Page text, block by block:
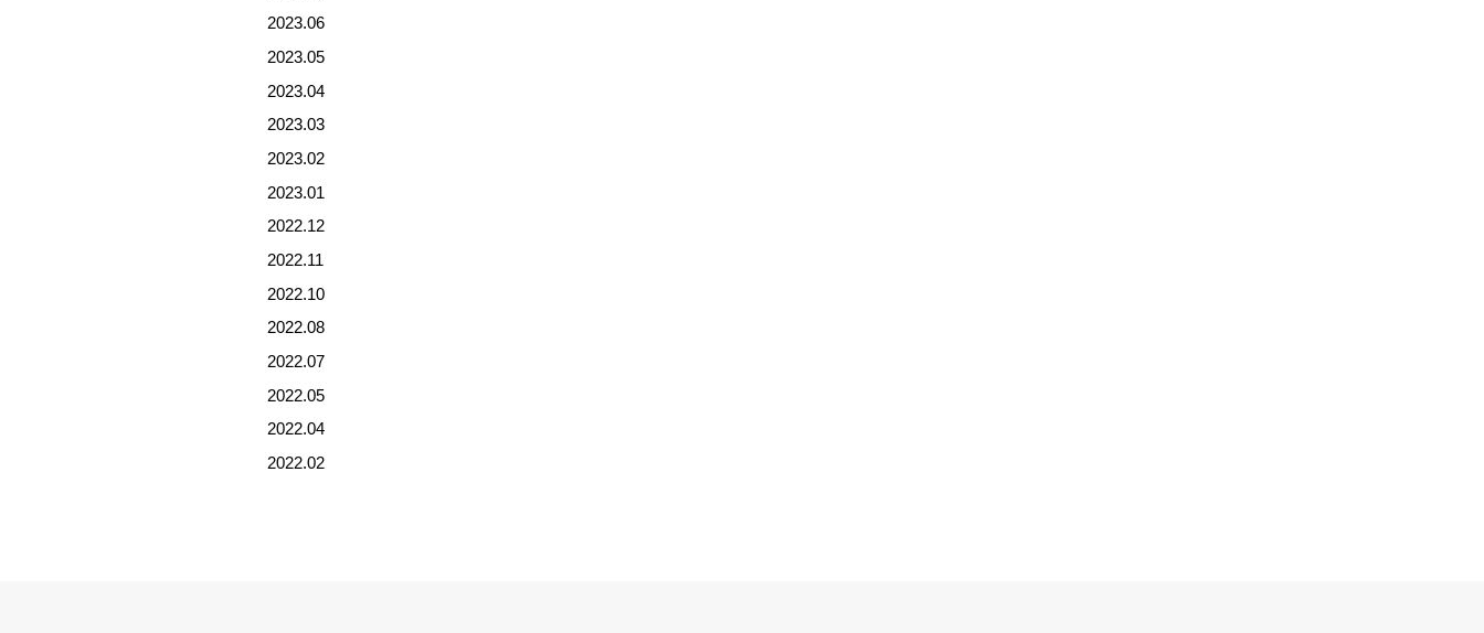
2023.06
2023.05
2023.04
2023.03
2023.02
2023.01
2022.12
2022.11
2022.10
2022.08
2022.07
2022.05
2022.04
2022.02